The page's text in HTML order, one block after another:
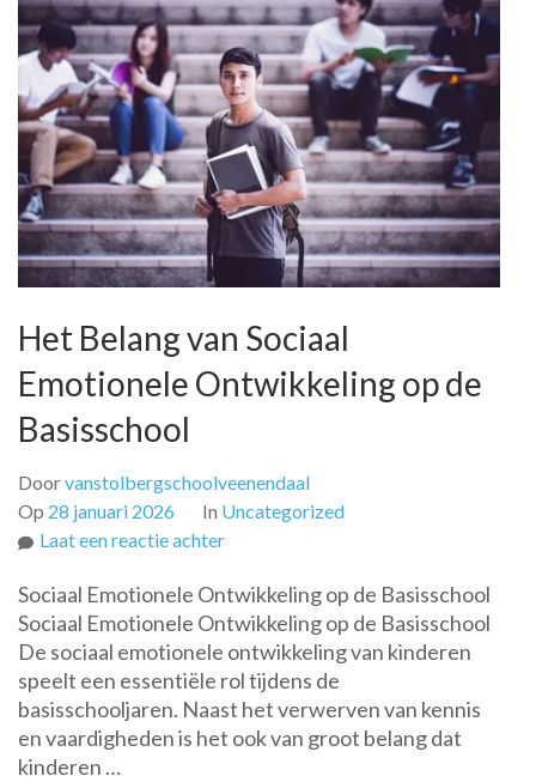
Het Belang van Sociaal
Emotionele Ontwikkeling op de
Basisschool
Doorvanstolbergschoolveenendaal
Op 28 januari 2026 In Uncategorized
Laat een reactie achterop
Belang
van
Sociaal
Emotionele
Ontwikkeling
op
Sociaal Emotionele Ontwikkeling op de Basisschool
Sociaal Emotionele Ontwikkeling op de Basisschool
De sociaal emotionele ontwikkeling van kinderen
speelt een essentiële rol tijdens de
basisschooljaren. Naast het verwerven van kennis
en vaardigheden is het ook van groot belang dat
kinderen …